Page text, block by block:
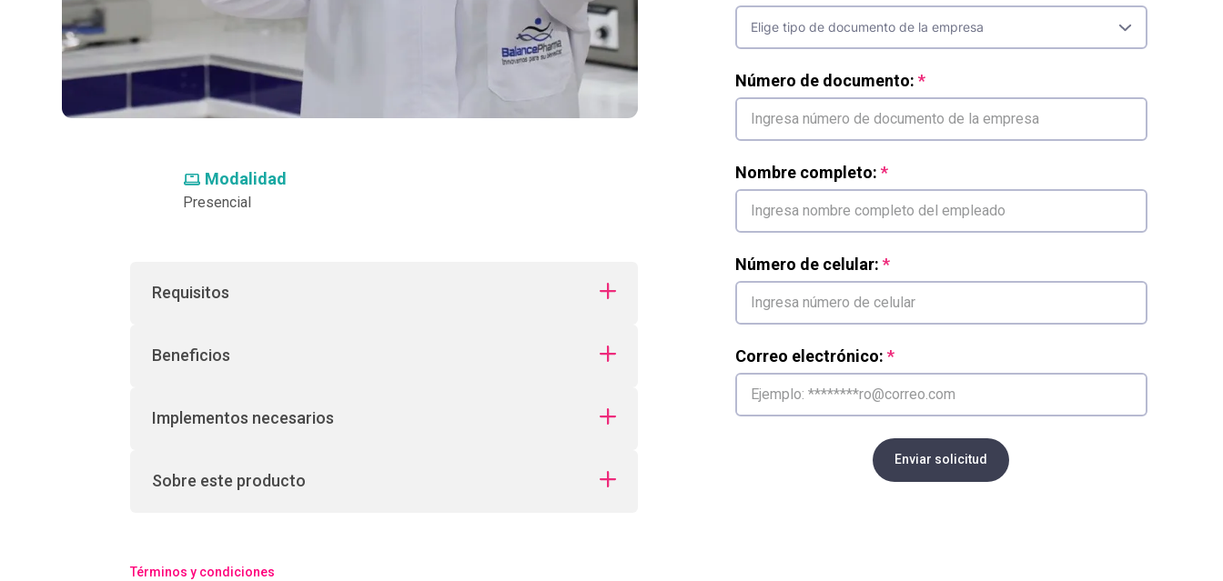
Modalidad
Presencial
Requisitos
Beneficios
Implementos necesarios
Sobre este producto
Términos y condiciones
Número de documento:
Nombre completo:
Número de celular:
Correo electrónico:
Enviar solicitud